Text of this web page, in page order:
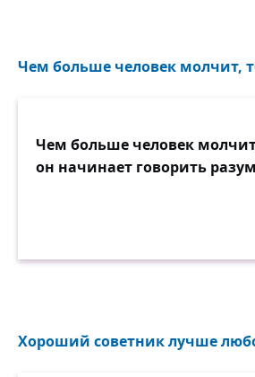
Чем больше человек молчит,
Чем больше человек
он начинает говорить
Хороший советник лучше